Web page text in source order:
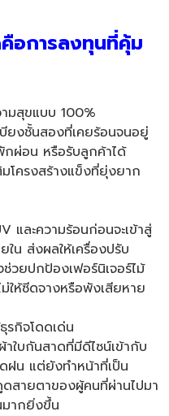
อการลงทุนที่คุ้ม
มสุขแบบ 100%
ยงชั้นสองที่เคยร้อนจนอยู่
กผ่อน หรือรับลูกค้าได้
โครงสร้างแข็งที่ยุ่งยาก
และความร้อนก่อนจะเข้าสู่
น ส่งผลให้เครื่องปรับ
ยปกป้องเฟอร์นิเจอร์ไม้
ให้ซีดจางหรือพังเสียหาย
รกิจโดดเด่น
าใบกันสาดที่มีดีไซน์เข้ากับ
ฝน แต่ยังทำหน้าที่เป็น
ายตาของผู้คนที่ผ่านไปมา
มากยิ่งขึ้น